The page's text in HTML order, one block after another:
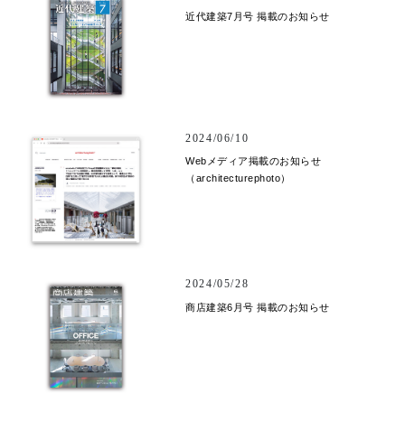
近代建築7月号 掲載のお知らせ
2024/06/10
Webメディア掲載のお知らせ
（architecturephoto）
2024/05/28
商店建築6月号 掲載のお知らせ